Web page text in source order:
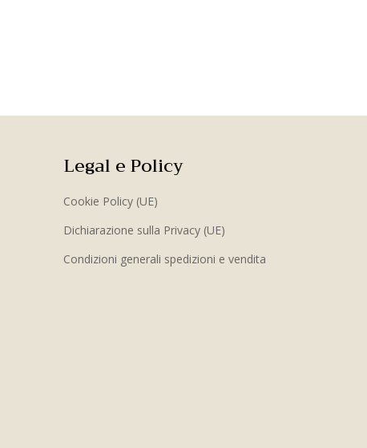
Legal e Policy
Cookie Policy (UE)
Dichiarazione sulla Privacy (UE)
Condizioni generali spedizioni e vendita